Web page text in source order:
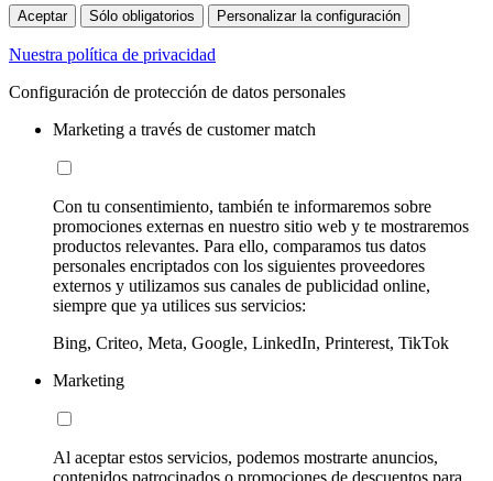
Aceptar Sólo obligatorios Personalizar la configuración
Nuestra política de privacidad
Configuración de protección de datos personales
Marketing a través de customer match
Con tu consentimiento, también te informaremos sobre
promociones externas en nuestro sitio web y te mostraremos
productos relevantes. Para ello, comparamos tus datos
personales encriptados con los siguientes proveedores
externos y utilizamos sus canales de publicidad online,
siempre que ya utilices sus servicios:
Bing, Criteo, Meta, Google, LinkedIn, Printerest, TikTok
Marketing
Al aceptar estos servicios, podemos mostrarte anuncios,